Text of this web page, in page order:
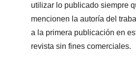
utilizar lo publicado siempre
mencionen la autoría del
a la primera publicación en
revista sin fines comerciales.